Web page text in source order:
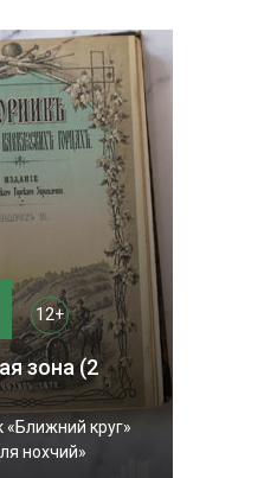
12+
зона (2
«Ближний круг»
нохчий»